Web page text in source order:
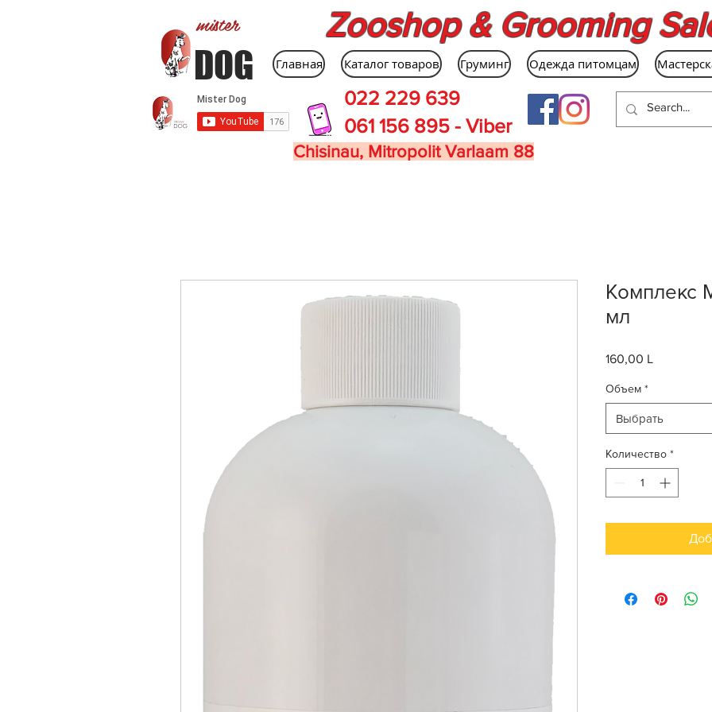
mister
DOG
Zooshop & Grooming
Главная Каталог товаров Груминг Одежда питомцам
022 229 639
061 156 895 - Viber
Chisinau, Mitropolit Varlaam 88
Комплекс
мл
160,00 LЦена
Объем *
Выбрать
Количество *